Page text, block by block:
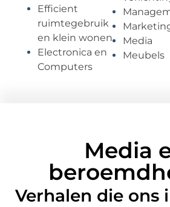
Efficient
ruimtegebruik
en klein wonen
Electronica en
Computers
Media
Meubels
Media
Verhalen die ons